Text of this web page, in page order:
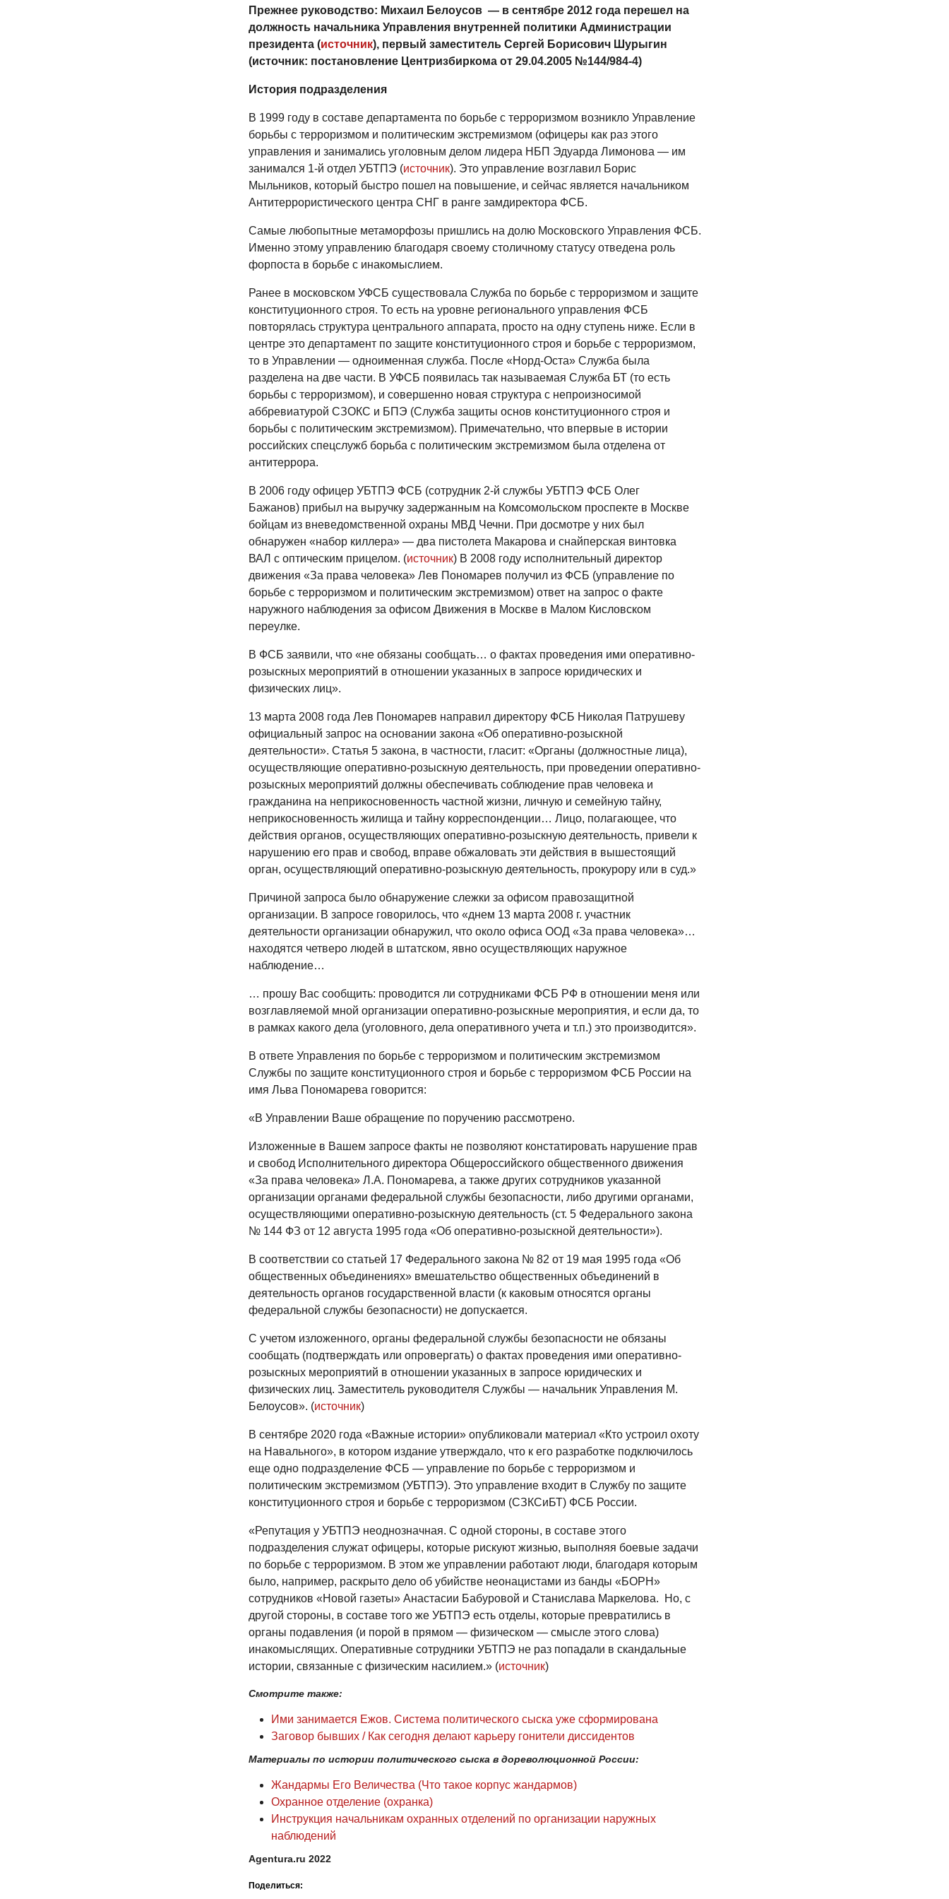
Прежнее руководство: Михаил Белоусов — в сентябре 2012 года перешел на
должность начальника Управления внутренней политики Администрации
президента (источник), первый заместитель Сергей Борисович Шурыгин
(источник: постановление Центризбиркома от 29.04.2005 №144/984-4)
История подразделения
В 1999 году в составе департамента по борьбе с терроризмом возникло Управление
борьбы с терроризмом и политическим экстремизмом (офицеры как раз этого
управления и занимались уголовным делом лидера НБП Эдуарда Лимонова — им
занимался 1-й отдел УБТПЭ (источник). Это управление возглавил Борис
Мыльников, который быстро пошел на повышение, и сейчас является начальником
Антитеррористического центра СНГ в ранге замдиректора ФСБ.
Самые любопытные метаморфозы пришлись на долю Московского Управления ФСБ.
Именно этому управлению благодаря своему столичному статусу отведена роль
форпоста в борьбе с инакомыслием.
Ранее в московском УФСБ существовала Служба по борьбе с терроризмом и защите
конституционного строя. То есть на уровне регионального управления ФСБ
повторялась структура центрального аппарата, просто на одну ступень ниже. Если в
центре это департамент по защите конституционного строя и борьбе с терроризмом,
то в Управлении — одноименная служба. После «Норд-Оста» Служба была
разделена на две части. В УФСБ появилась так называемая Служба БТ (то есть
борьбы с терроризмом), и совершенно новая структура с непроизносимой
аббревиатурой СЗОКС и БПЭ (Служба защиты основ конституционного строя и
борьбы с политическим экстремизмом). Примечательно, что впервые в истории
российских спецслужб борьба с политическим экстремизмом была отделена от
антитеррора.
В 2006 году офицер УБТПЭ ФСБ (сотрудник 2-й службы УБТПЭ ФСБ Олег
Бажанов) прибыл на выручку задержанным на Комсомольском проспекте в Москве
бойцам из вневедомственной охраны МВД Чечни. При досмотре у них был
обнаружен «набор киллера» — два пистолета Макарова и снайперская винтовка
ВАЛ с оптическим прицелом. (источник) В 2008 году исполнительный директор
движения «За права человека» Лев Пономарев получил из ФСБ (управление по
борьбе с терроризмом и политическим экстремизмом) ответ на запрос о факте
наружного наблюдения за офисом Движения в Москве в Малом Кисловском
переулке.
В ФСБ заявили, что «не обязаны сообщать… о фактах проведения ими оперативно-
розыскных мероприятий в отношении указанных в запросе юридических и
физических лиц».
13 марта 2008 года Лев Пономарев направил директору ФСБ Николая Патрушеву
официальный запрос на основании закона «Об оперативно-розыскной
деятельности». Статья 5 закона, в частности, гласит: «Органы (должностные лица),
осуществляющие оперативно-розыскную деятельность, при проведении оперативно-
розыскных мероприятий должны обеспечивать соблюдение прав человека и
гражданина на неприкосновенность частной жизни, личную и семейную тайну,
неприкосновенность жилища и тайну корреспонденции… Лицо, полагающее, что
действия органов, осуществляющих оперативно-розыскную деятельность, привели к
нарушению его прав и свобод, вправе обжаловать эти действия в вышестоящий
орган, осуществляющий оперативно-розыскную деятельность, прокурору или в суд.»
Причиной запроса было обнаружение слежки за офисом правозащитной
организации. В запросе говорилось, что «днем 13 марта 2008 г. участник
деятельности организации обнаружил, что около офиса ООД «За права человека»…
находятся четверо людей в штатском, явно осуществляющих наружное
наблюдение…
… прошу Вас сообщить: проводится ли сотрудниками ФСБ РФ в отношении меня или
возглавляемой мной организации оперативно-розыскные мероприятия, и если да, то
в рамках какого дела (уголовного, дела оперативного учета и т.п.) это производится».
В ответе Управления по борьбе с терроризмом и политическим экстремизмом
Службы по защите конституционного строя и борьбе с терроризмом ФСБ России на
имя Льва Пономарева говорится:
«В Управлении Ваше обращение по поручению рассмотрено.
Изложенные в Вашем запросе факты не позволяют констатировать нарушение прав
и свобод Исполнительного директора Общероссийского общественного движения
«За права человека» Л.А. Пономарева, а также других сотрудников указанной
организации органами федеральной службы безопасности, либо другими органами,
осуществляющими оперативно-розыскную деятельность (ст. 5 Федерального закона
№ 144 ФЗ от 12 августа 1995 года «Об оперативно-розыскной деятельности»).
В соответствии со статьей 17 Федерального закона № 82 от 19 мая 1995 года «Об
общественных объединениях» вмешательство общественных объединений в
деятельность органов государственной власти (к каковым относятся органы
федеральной службы безопасности) не допускается.
С учетом изложенного, органы федеральной службы безопасности не обязаны
сообщать (подтверждать или опровергать) о фактах проведения ими оперативно-
розыскных мероприятий в отношении указанных в запросе юридических и
физических лиц. Заместитель руководителя Службы — начальник Управления М.
Белоусов». (источник)
В сентябре 2020 года «Важные истории» опубликовали материал «Кто устроил охоту
на Навального», в котором издание утверждало, что к его разработке подключилось
еще одно подразделение ФСБ — управление по борьбе с терроризмом и
политическим экстремизмом (УБТПЭ). Это управление входит в Службу по защите
конституционного строя и борьбе с терроризмом (СЗКСиБТ) ФСБ России.
«Репутация у УБТПЭ неоднозначная. С одной стороны, в составе этого
подразделения служат офицеры, которые рискуют жизнью, выполняя боевые задачи
по борьбе с терроризмом. В этом же управлении работают люди, благодаря которым
было, например, раскрыто дело об убийстве неонацистами из банды «БОРН»
сотрудников «Новой газеты» Анастасии Бабуровой и Станислава Маркелова. Но, с
другой стороны, в составе того же УБТПЭ есть отделы, которые превратились в
органы подавления (и порой в прямом — физическом — смысле этого слова)
инакомыслящих. Оперативные сотрудники УБТПЭ не раз попадали в скандальные
истории, связанные с физическим насилием.» (источник)
Смотрите также:
Ими занимается Ежов. Система политического сыска уже сформирована
Заговор бывших / Как сегодня делают карьеру гонители диссидентов
Материалы по истории политического сыска в дореволюционной России:
Жандармы Его Величества (Что такое корпус жандармов)
Охранное отделение (охранка)
Инструкция начальникам охранных отделений по организации наружных
наблюдений
Agentura.ru 2022
Поделиться: